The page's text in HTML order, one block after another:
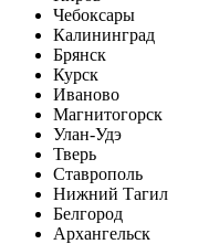
Чебоксары
Калининград
Брянск
Курск
Иваново
Магнитогорск
Улан-Удэ
Тверь
Ставрополь
Нижний Тагил
Белгород
Архангельск